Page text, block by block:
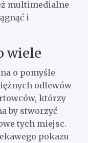
multimedialne
i
wiele
o pomyśle
odlewów
którzy
by stworzyć
tych miejsc.
pokazu